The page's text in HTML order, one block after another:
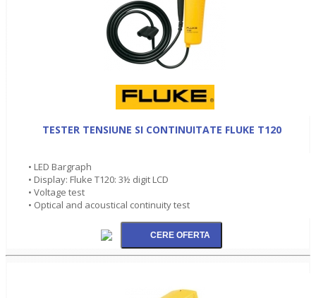
TESTER TENSIUNE SI CONTINUITATE FLUKE T120
• LED Bargraph
• Display: Fluke T120: 3½ digit LCD
• Voltage test
• Optical and acoustical continuity test